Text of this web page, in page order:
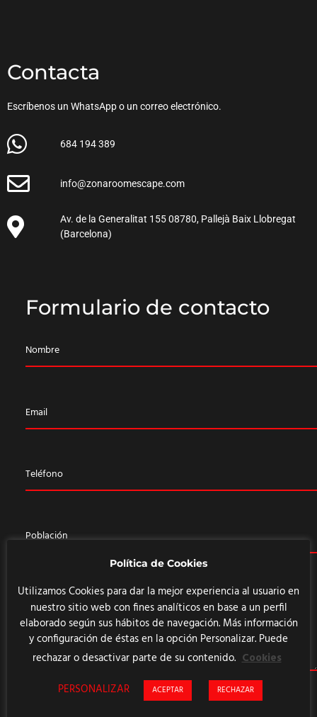
Contacta
Escríbenos un WhatsApp o un correo electrónico.
684 194 389
info@zonaroomescape.com
Av. de la Generalitat 155 08780, Pallejà Baix Llobregat
(Barcelona)
Formulario de contacto
Política de Cookies
Utilizamos Cookies para dar la mejor experiencia al usuario en
nuestro sitio web con fines analíticos en base a un perfil
elaborado según sus hábitos de navegación. Más información
y configuración de éstas en la opción Personalizar. Puede
rechazar o desactivar parte de su contenido. Cookies
PERSONALIZAR
ACEPTAR RECHAZAR